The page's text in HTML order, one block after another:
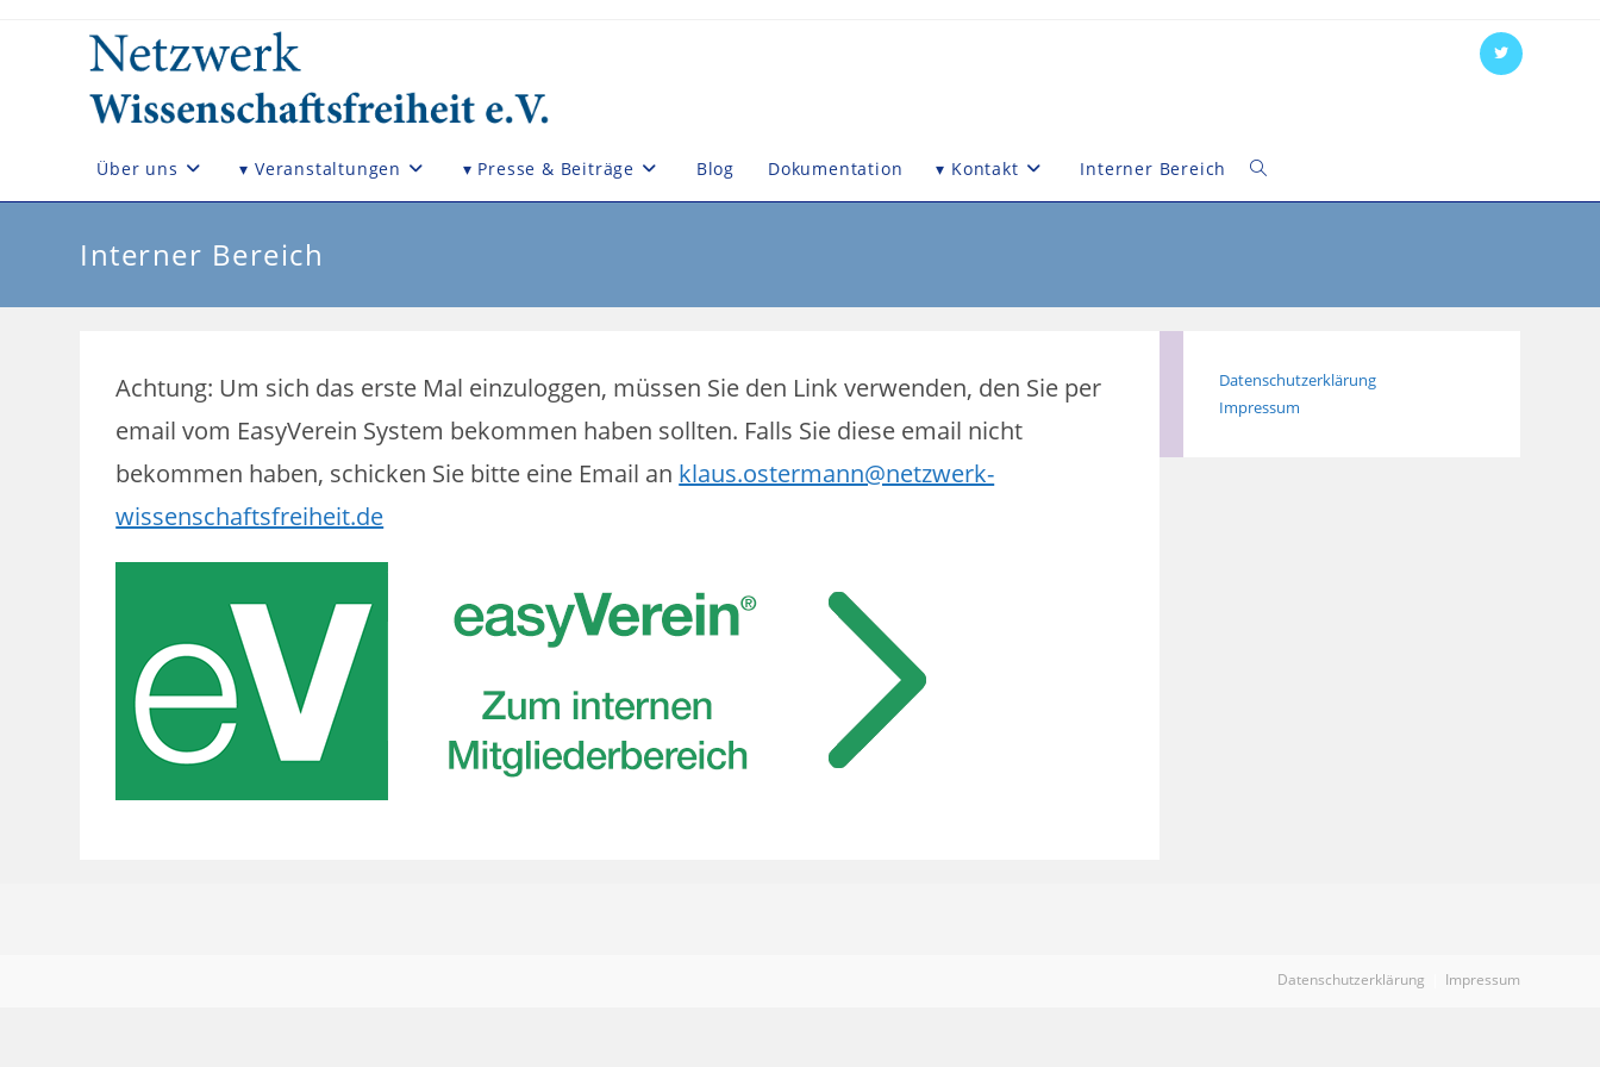
Über uns ▾ Veranstaltungen ▾ Presse & Beiträge Blog Dokumentation ▾ Kontakt Interner Bereich Website-
Interner Bereich
Achtung: Um sich das erste Mal einzuloggen, müssen Sie den Link verwenden, den Sie per
email vom EasyVerein System bekommen haben sollten. Falls Sie diese email nicht
bekommen haben, schicken Sie bitte eine Email an klaus.ostermann@netzwerk-
wissenschaftsfreiheit.de
Datenschutzerklärung
Impressum
Datenschutzerklärung Impressum